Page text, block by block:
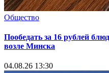
Общество
Пообедать за 16 рублей
возле Минска
04.08.26 13:30